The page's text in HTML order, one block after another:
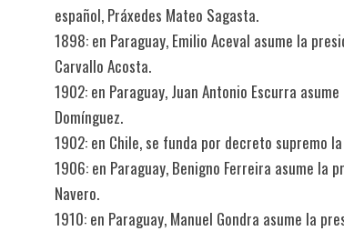
español, Práxedes Mateo Sagasta.
1898: en Paraguay, Emilio Aceval asume la
Carvallo Acosta.
1902: en Paraguay, Juan Antonio Escurra
Domínguez.
1902: en Chile, se funda por decreto supremo
1906: en Paraguay, Benigno Ferreira asume la
Navero.
1910: en Paraguay, Manuel Gondra asume la